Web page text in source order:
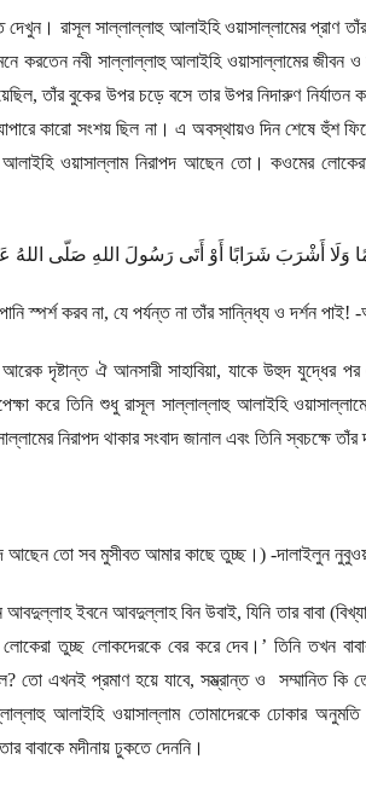
দেখুন। রাসূল সাল্লাল্লাহু আলাইহি ওয়াসাল্লামের প্রাণ
করতেন নবী সাল্লাল্লাহু আলাইহি ওয়াসাল্লামের
,তাঁর বুকের উপর চড়ে বসে তার উপর নিদারুণ নির্যাতন
কারো সংশয় ছিল না। এ অবস্থায়ও দিন শেষে হুঁশ
আলাইহি ওয়াসাল্লাম নিরাপদ আছেন তো। কওমের
وَلَا أَشْرَبَ شَرَابًا أَوْ أَتَى رَسُولَ اللهِ صَلّى اللهُ
স্পর্শ করব না, যে পর্যন্ত না তাঁর সান্নিধ্য ও দর্শন পাই!
দৃষ্টান্ত ঐ আনসারী সাহাবিয়া, যাকে উহুদ যুদ্ধের পর
করে তিনি শুধু রাসূল সাল্লাল্লাহু আলাইহি
নিরাপদ থাকার সংবাদ জানাল এবং তিনি স্বচক্ষে
আছেন তো সব মুসীবত আমার কাছে তুচ্ছ।) -দালাইলুন
আবদুল্লাহ ইবনে আবদুল্লাহ বিন উবাই,যিনি তার বাবা
তুচ্ছ লোকদেরকে বের করে দেব।’ তিনি তখন
?তো এখনই প্রমাণ হয়ে যাবে,সম্ভ্রান্ত ও সম্মানিত কি
আলাইহি ওয়াসাল্লাম তোমাদেরকে ঢোকার
বাবাকে মদীনায় ঢুকতে দেননি।